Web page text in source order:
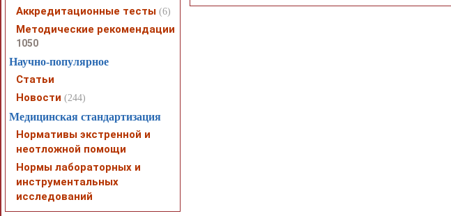
Аккредитационные тесты (6)
Методические рекомендации
1050
Научно-популярное
Статьи
Новости (244)
Медицинская стандартизация
Нормативы экстренной и
неотложной помощи
Нормы лабораторных и
инструментальных
исследований